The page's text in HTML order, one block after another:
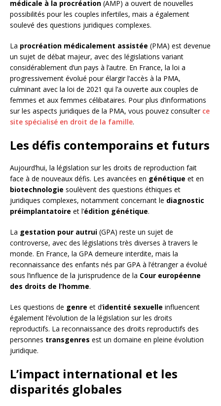
médicale à la procréation (AMP) a ouvert de nouvelles
possibilités pour les couples infertiles, mais a également
soulevé des questions juridiques complexes.
La procréation médicalement assistée (PMA) est devenue
un sujet de débat majeur, avec des législations variant
considérablement d’un pays à l’autre. En France, la loi a
progressivement évolué pour élargir l’accès à la PMA,
culminant avec la loi de 2021 qui l’a ouverte aux couples de
femmes et aux femmes célibataires. Pour plus d’informations
sur les aspects juridiques de la PMA, vous pouvez consulter ce
site spécialisé en droit de la famille.
Les défis contemporains et futurs
Aujourd’hui, la législation sur les droits de reproduction fait
face à de nouveaux défis. Les avancées en génétique et en
biotechnologie soulèvent des questions éthiques et
juridiques complexes, notamment concernant le diagnostic
préimplantatoire et l’édition génétique.
La gestation pour autrui (GPA) reste un sujet de
controverse, avec des législations très diverses à travers le
monde. En France, la GPA demeure interdite, mais la
reconnaissance des enfants nés par GPA à l’étranger a évolué
sous l’influence de la jurisprudence de la Cour européenne
des droits de l’homme.
Les questions de genre et d’identité sexuelle influencent
également l’évolution de la législation sur les droits
reproductifs. La reconnaissance des droits reproductifs des
personnes transgenres est un domaine en pleine évolution
juridique.
L’impact international et les
disparités globales